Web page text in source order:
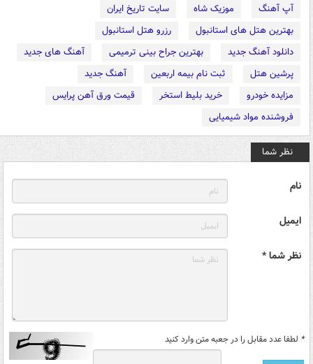
آپ آهنگ موزیک شاه
سایت تاریخ ایران
بهترین هتل های استانبول
رزرو هتل استانبول
دانلود آهنگ جدید
بهترین جراح بینی ترمیمی
آهنگ های جدید
پرشین هتل
ثبت نام بیمه اربعین
آهنگ جدید
مزایده خودرو
خرید بلیط استخر
قیمت ورق آهن پرایس
فروشنده مواد شیمیایی
نظر شما
نام
ایمیل
نظر شما *
* لطفا عدد مقابل را در جعبه متن وارد کنید